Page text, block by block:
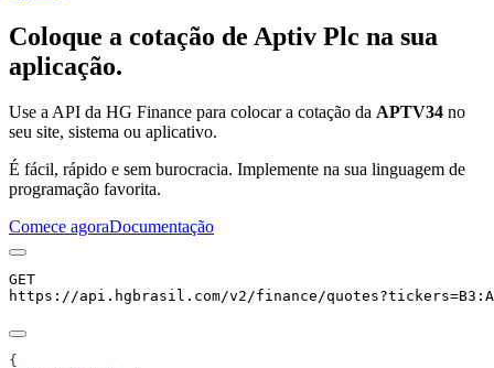
Coloque a cotação de Aptiv Plc na sua
aplicação.
Use a API da HG Finance para colocar a cotação da APTV34 no
seu site, sistema ou aplicativo.
É fácil, rápido e sem burocracia. Implemente na sua linguagem de
programação favorita.
Comece agoraDocumentação
GET
https://api.hgbrasil.com/v2/finance/quotes?tickers=